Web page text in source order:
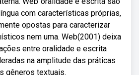
com características próprias,
opostas para caracterizar
nem uma. Web(2001) deixa
entre oralidade e escrita
na amplitude das práticas
gêneros textuais.